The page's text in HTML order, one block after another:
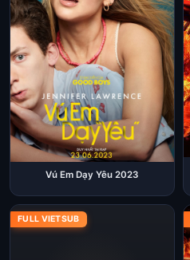
Vú Em Dạy Yêu 2023
FULL VIETSUB